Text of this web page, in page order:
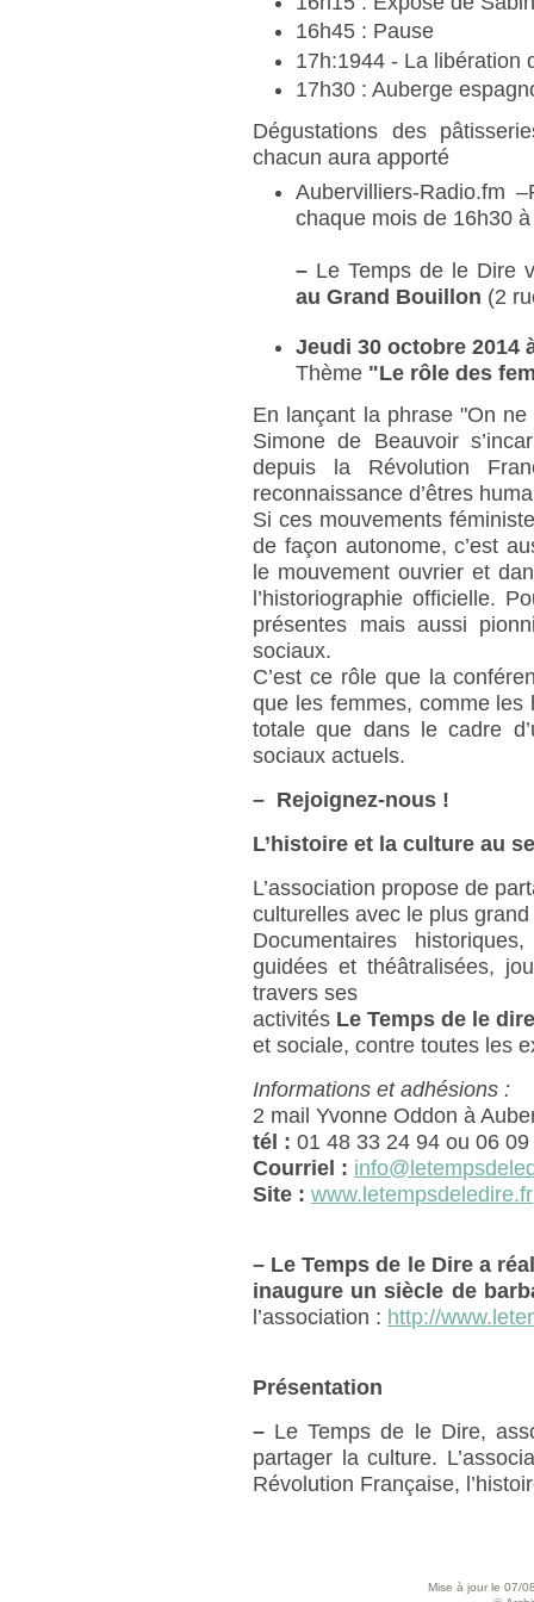
16h45 : Pause
17h:1944 - La libération
17h30 : Auberge
Dégustations des
chacun aura apporté
Aubervilliers-Radio.fm
chaque mois de 16h30
– Le Temps de le Dire
au Grand Bouillon (2
Jeudi 30 octobre 2014
Thème "Le rôle des
En lançant la phrase "On
Simone de Beauvoir
depuis la Révolution
reconnaissance d’êtres
Si ces mouvements
de façon autonome, c’est
le mouvement ouvrier et
l’historiographie officielle.
présentes mais aussi
sociaux.
C’est ce rôle que la
que les femmes, comme les
totale que dans le cadre
sociaux actuels.
– Rejoignez-nous !
L’histoire et la culture au
L’association propose de
culturelles avec le plus
Documentaires
guidées et théâtralisées,
travers ses
activités Le Temps de le
et sociale, contre toutes les
Informations et adhésions :
2 mail Yvonne Oddon à
tél : 01 48 33 24 94 ou 06
Courriel :
Site : www.letempsdeledire.fr
– Le Temps de le Dire a
inaugure un siècle de
l’association : http://
Présentation
– Le Temps de le Dire,
partager la culture.
Révolution Française,
Mise à jour le 07/